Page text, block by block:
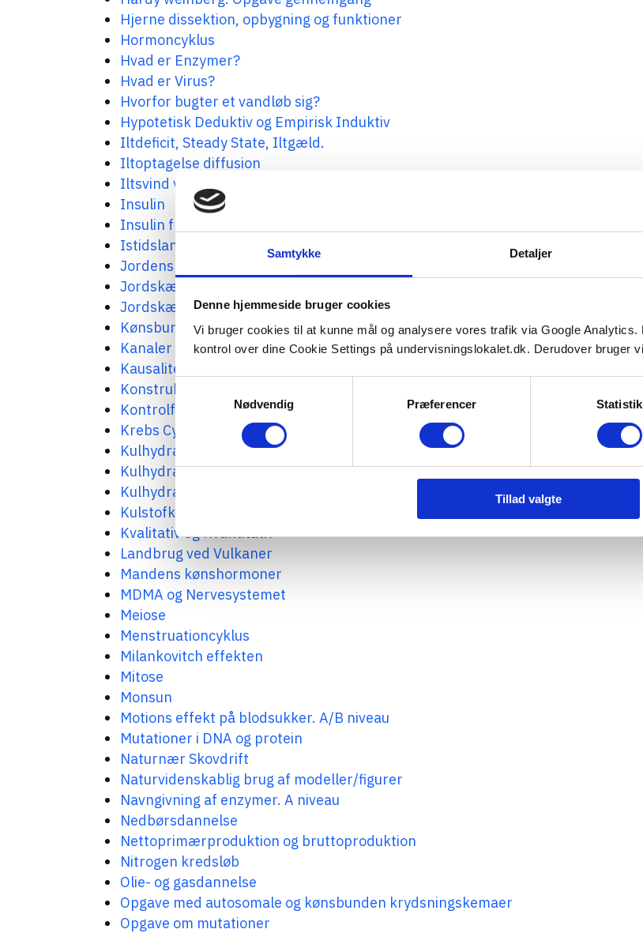
Samtykke Detaljer
Denne hjemmeside bruger cookies
Vi bruger cookies til at kunne mål og analysere vores trafik via Google
kontrol over dine Cookie Settings på undervisningslokalet.dk. Derudover bruger
Samtykkevalg
Nødvendig
Præferencer Statistik
Tillad valgte
Hjerne dissektion, opbygning og funktioner
Hormoncyklus
Hvad er Enzymer?
Hvad er Virus?
Hvorfor bugter et vandløb sig?
Hypotetisk Deduktiv og Empirisk Induktiv
Iltdeficit, Steady State, Iltgæld.
Iltoptagelse diffusion
Iltsvind vandmiljø
Insulin
Insulin frigivelse og virkning. A/B niveau
Istidslandskab i Danmark
Jordens opbygning. Magnetfelt og konveksion
Jordskælv
Jordskælvstriangulering – øvelse
Kønsbunden nedarvning. Farveblindhed
Kanaler og pumper i celler
Kausalitet og korrelation
Konstruktive pladegrænse. Detaljeret forklaring.
Kontrolforsøg
Krebs Cyklus / Citronsyrecyklus
Kulhydrat fordøjelse. A/B niveau
Kulhydrat, Opbygning og Navngivning
Kulhydrat. Fedt. Protein. Fordøjelse
Kulstofkredsløbet
Kvalitativ og Kvantitativ
Landbrug ved Vulkaner
Mandens kønshormoner
MDMA og Nervesystemet
Meiose
Menstruationcyklus
Milankovitch effekten
Mitose
Monsun
Motions effekt på blodsukker. A/B niveau
Mutationer i DNA og protein
Naturnær Skovdrift
Naturvidenskablig brug af modeller/figurer
Navngivning af enzymer. A niveau
Nedbørsdannelse
Nettoprimærproduktion og bruttoproduktion
Nitrogen kredsløb
Olie- og gasdannelse
Opgave med autosomale og kønsbunden krydsningskemaer
Opgave om mutationer